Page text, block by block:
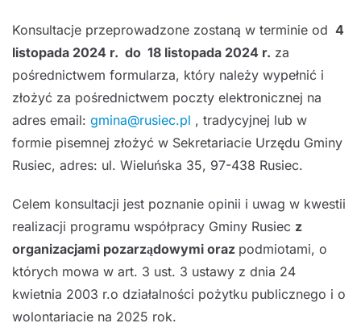
Konsultacje przeprowadzone zostaną w terminie od 4
listopada 2024 r. do 18 listopada 2024 r. za
pośrednictwem formularza, który należy wypełnić i
złożyć za pośrednictwem poczty elektronicznej na
adres email: gmina@rusiec.pl , tradycyjnej lub w
formie pisemnej złożyć w Sekretariacie Urzędu Gminy
Rusiec, adres: ul. Wieluńska 35, 97-438 Rusiec.
Celem konsultacji jest poznanie opinii i uwag w kwestii
realizacji programu współpracy Gminy Rusiec z
organizacjami pozarządowymi oraz podmiotami, o
których mowa w art. 3 ust. 3 ustawy z dnia 24
kwietnia 2003 r.o działalności pożytku publicznego i o
wolontariacie na 2025 rok.